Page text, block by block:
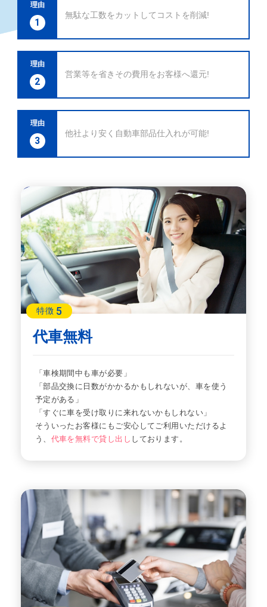
理由
1
無駄な工数をカットしてコストを削減!
理由
2
営業等を省きその費用をお客様へ還元!
理由
3
他社より安く自動車部品仕入れが可能!
特徴 5
代車無料
「車検期間中も車が必要」
「部品交換に日数がかかるかもしれないが、車を使う
予定がある」
「すぐに車を受け取りに来れないかもしれない」
そういったお客様にもご安心してご利用いただけるよ
う、 代車を無料で貸し出し しております。